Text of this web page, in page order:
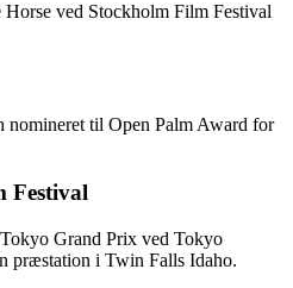
ved Stockholm Film Festival
nomineret til Open Palm Award for
Festival
Grand Prix ved Tokyo
præstation i Twin Falls Idaho.